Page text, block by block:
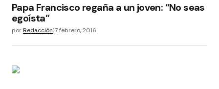
Papa Francisco regaña a un joven: “No seas
egoísta”
porRedacción17 febrero, 2016